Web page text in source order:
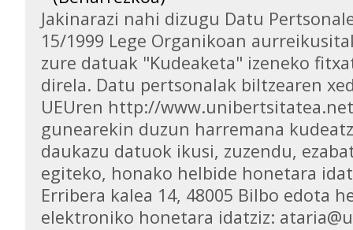
Jakinarazi nahi dizugu Datu
15/1999 Lege Organikoan
zure datuak "Kudeaketa" izeneko
direla. Datu pertsonalak biltzearen
UEUren http://
gunearekin duzun harremana
daukazu datuok ikusi, zuzendu,
egiteko, honako helbide honetara
Erribera kalea 14, 48005 Bilbo edota
elektroniko honetara idatziz: